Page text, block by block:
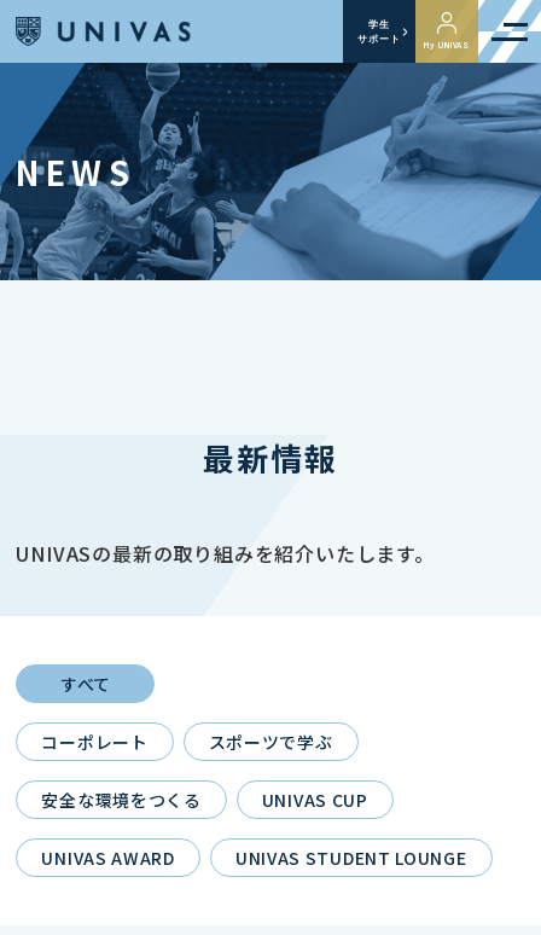
学生
サポート
My UNIVAS
NEWS
最新情報
UNIVASの最新の取り組みを紹介いたします。
すべて
コーポレート スポーツで学ぶ
安全な環境をつくる UNIVAS CUP
UNIVAS AWARD UNIVAS STUDENT LOUNGE